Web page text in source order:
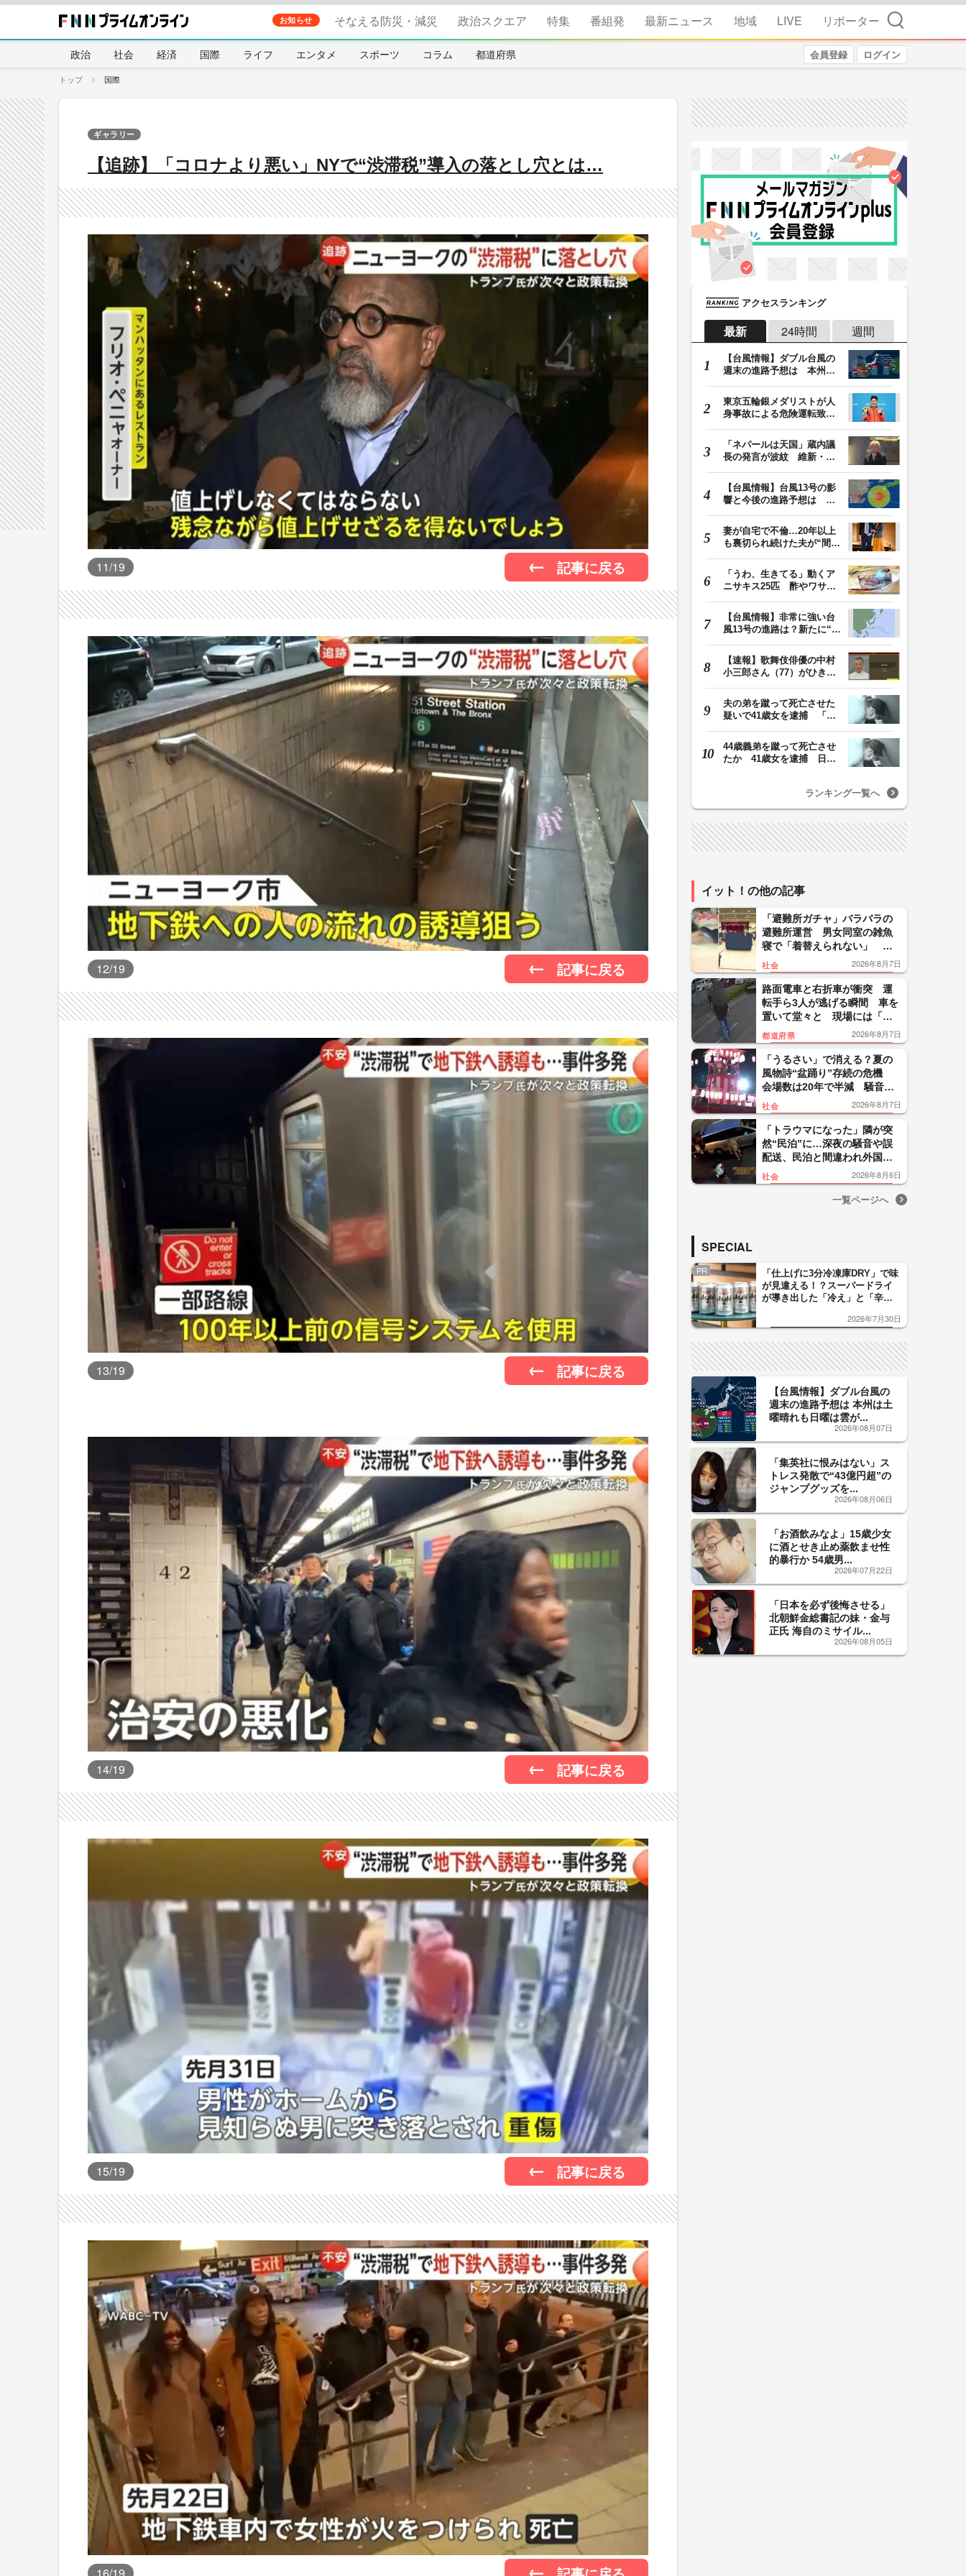
お知らせ そなえる防災・減災 政治スクエア 特集 番組発 最新ニュース 地域 LIVE リポーター 検索
政治 社会 経済 国際 ライフ エンタメ スポーツ コラム 都道府県 会員登録 ログイン
トップ 国際
【追跡】「コロナより悪い」NYで“渋滞税”導入の落とし穴とは…
ギャラリー
11/19 記事に戻る
12/19 記事に戻る
13/19 記事に戻る
14/19 記事に戻る
15/19 記事に戻る
アクセスランキング
最新 24時間 週間
【台風情報】ダブル台風の
週末の進路予想は 本州は
東京五輪銀メダリストが人
身事故による危険運転致傷
「ネパールは天国」蔵内議
長の発言が波紋 維新・吉
【台風情報】台風13号の影
響と今後の進路予想は 沖
妻が自宅で不倫…20年以上
も裏切られ続けた夫が“間
「うわ、生きてる」動くア
ニサキス25匹 酢やワサビ
【台風情報】非常に強い台
風13号の進路は？新たに“台
【速報】歌舞伎俳優の中村
小三郎さん（77）がひき逃
夫の弟を蹴って死亡させた
疑いで41歳女を逮捕 「生
44歳義弟を蹴って死亡させ
たか 41歳女を逮捕 日頃
ランキング一覧へ
イット！の他の記事
「避難所ガチャ」バラバラの
避難所運営 男女同室の雑魚
寝で「着替えられない」 海
外では当日にテント設置の制
度設計【令和8年熊本地震】
社会 2026年8月7日
路面電車と右折車が衝突 運
転手ら3人が逃げる瞬間 車を
置いて堂々と 現場には「右
折禁止」看板も 鹿児島市
都道府県 2026年8月7日
「うるさい」で消える？夏の
風物詩“盆踊り”存続の危機
会場数は20年で半減 騒音対
策で“サイレント盆ダンス”も
社会 2026年8月7日
「トラウマになった」隣が突
然“民泊”に…深夜の騒音や誤
配送、民泊と間違われ外国人
客が玄関取り囲む 住民悲
鳴 東京・大田区
社会 2026年8月6日
一覧ページへ
SPECIAL
PR
「仕上げに3分冷凍庫DRY」で味
が見違える！？スーパードライ
が導き出した「冷え」と「辛
した「辛口カーブ」が飲み頃の
2026年7月30日
【台風情報】ダブル台風の
週末の進路予想は 本州は土
曜晴れも日曜は雲が...
2026年08月07日
「集英社に恨みはない」ス
トレス発散で“43億円超”の
ジャンプグッズを...
2026年08月06日
「お酒飲みなよ」15歳少女
に酒とせき止め薬飲ませ性
的暴行か 54歳男...
2026年07月22日
「日本を必ず後悔させる」
北朝鮮金総書記の妹・金与
正氏 海自のミサイル...
2026年08月05日